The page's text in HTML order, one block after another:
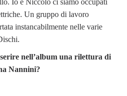
Io e Niccolò ci siamo occupati
Un gruppo di lavoro
instancabilmente nelle varie
nell’album una rilettura di
Nannini?